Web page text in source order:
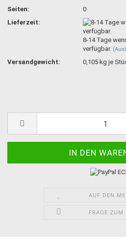
Seiten:
0
Lieferzeit:
8-14 Tage
verfügbar.
Versandgewicht: 0,105 kg je
AUF DEN
FRAGE ZUM